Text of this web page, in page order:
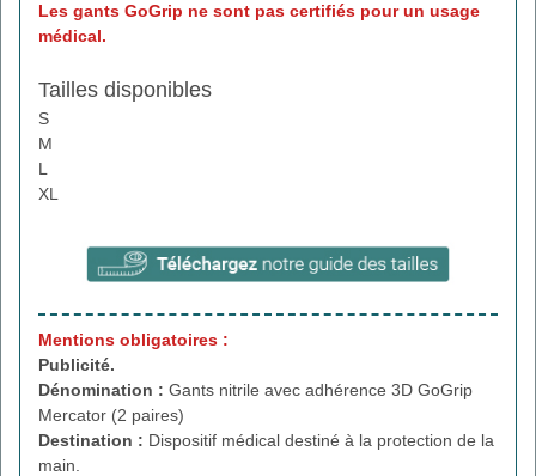
Les gants GoGrip ne sont pas certifiés pour un usage
médical.
Tailles disponibles
S
M
L
XL
Mentions obligatoires :
Publicité.
Dénomination : Gants nitrile avec adhérence 3D GoGrip
Mercator (2 paires)
Destination : Dispositif médical destiné à la protection de la
main.